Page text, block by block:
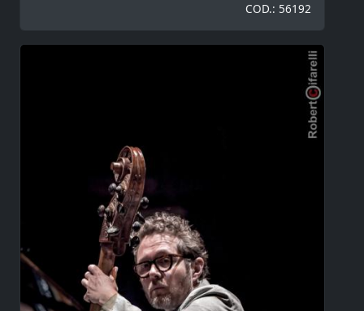
COD.: 56192